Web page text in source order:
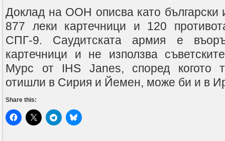
Доклад на ООН описва като български
877 леки картечници и 120
СПГ-9. Саудитската армия е
картечници и не използва
Мурс от IHS Janes, според когото
отишли в Сирия и Йемен, може би и в
Share this: